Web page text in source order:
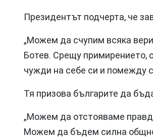
Президентът подчерта, че
„Можем да счупим всяка
Ботев. Срещу примирението,
чужди на себе си и помежду
Тя призова българите да
„Можем да отстояваме
Можем да бъдем силна